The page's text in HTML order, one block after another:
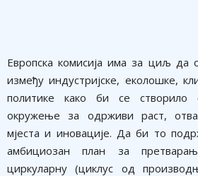
Европска комисија има за циљ да
између индустријске, еколошке,
политике како би се створило
окружење за одрживи раст,
мјеста и иновације. Да би то
амбициозан план за
циркуларну (циклус од